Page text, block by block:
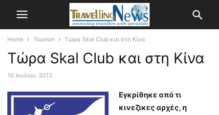
Home Tourism Τώρα Skal Club και στη Κίνα
Τώρα Skal Club και στη Κίνα
10 Ιουλίου, 2012
Εγκρίθηκε από τι
κινεζικες αρχές, η